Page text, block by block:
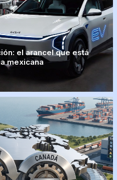
el arancel que está
mexicana